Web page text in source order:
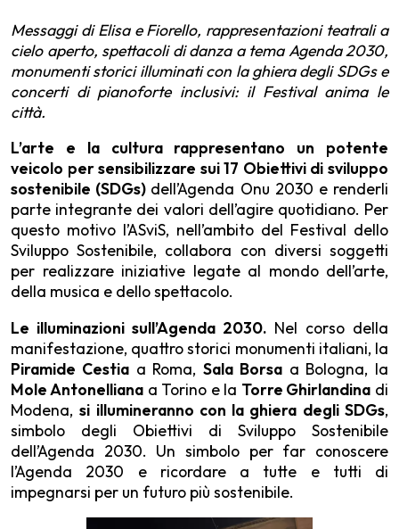
Messaggi di Elisa e Fiorello, rappresentazioni teatrali a
cielo aperto, spettacoli di danza a tema Agenda 2030,
monumenti storici illuminati con la ghiera degli SDGs e
concerti di pianoforte inclusivi: il Festival anima le
città.
L’arte e la cultura rappresentano un potente
veicolo per sensibilizzare sui 17 Obiettivi di sviluppo
sostenibile (SDGs) dell’Agenda Onu 2030 e renderli
parte integrante dei valori dell’agire quotidiano. Per
questo motivo l’ASviS, nell’ambito del Festival dello
Sviluppo Sostenibile, collabora con diversi soggetti
per realizzare iniziative legate al mondo dell’arte,
della musica e dello spettacolo.
Le illuminazioni sull’Agenda 2030. Nel corso della
manifestazione, quattro storici monumenti italiani, la
Piramide Cestiaa Roma, Sala Borsaa Bologna, la
Mole Antonelliana a Torino e la Torre Ghirlandina di
Modena,si illumineranno con la ghiera degli SDGs,
simbolo degli Obiettivi di Sviluppo Sostenibile
dell’Agenda 2030. Un simbolo per far conoscere
l’Agenda 2030 e ricordare a tutte e tutti di
impegnarsi per un futuro più sostenibile.